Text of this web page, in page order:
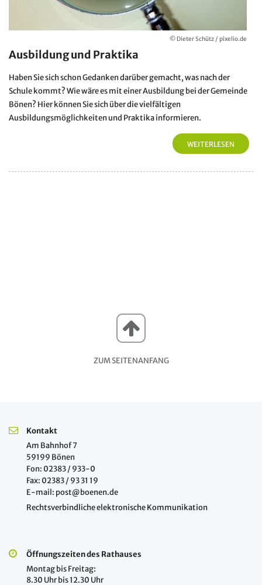
© Dieter Schütz / pixelio.de
Ausbildung und Praktika
Haben Sie sich schon Gedanken darüber gemacht, was nach der
Schule kommt? Wie wäre es mit einer Ausbildung bei der Gemeinde
Bönen? Hier können Sie sich über die vielfältigen
Ausbildungsmöglichkeiten und Praktika informieren.
WEITERLESEN
ZUM SEITENANFANG
Kontakt
Am Bahnhof 7
59199 Bönen
Fon: 02383 / 933-0
Fax: 02383 / 93 31 19
E-mail: post@boenen.de
Rechtsverbindliche elektronische Kommunikation
Öffnungszeiten des Rathauses
Montag bis Freitag:
8.30 Uhr bis 12.30 Uhr